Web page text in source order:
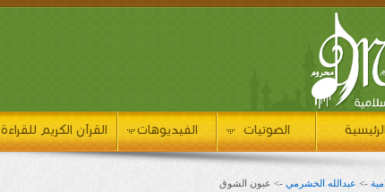
الرئيسية الصوتيات الفيديوهات القرآن الكريم للقراءة
-> عبدالله الخشرمي -> عبون الشوق